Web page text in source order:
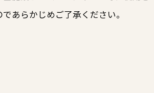
あらかじめご了承ください。